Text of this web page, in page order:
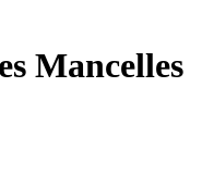
Mancelles